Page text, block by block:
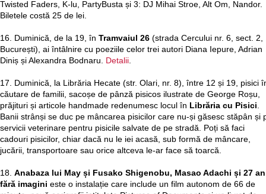
Twisted Faders, K-lu, PartyBusta și 3: DJ Mihai Stroe, Alt Om, Nandor.
Biletele costă 25 de lei.
16. Duminică, de la 19, în Tramvaiul 26 (strada Cercului nr. 6, sect. 2,
București), ai întâlnire cu poeziile celor trei autori Diana Iepure, Adrian
Diniș și Alexandra Bodnaru. Detalii.
17. Duminică, la Librăria Hecate (str. Olari, nr. 8), între 12 și 19, pisici
căutare de familii, sacoșe de pânză pisicos ilustrate de George Roșu,
prăjituri și articole handmade redenumesc locul în Librăria cu Pisici.
Banii strânși se duc pe mâncarea pisicilor care nu-și găsesc stăpân și
servicii veterinare pentru pisicile salvate de pe stradă. Poți să faci
cadouri pisicilor, chiar dacă nu le iei acasă, sub formă de mâncare,
jucării, transportoare sau orice altceva le-ar face să toarcă.
18. Anabaza lui May și Fusako Shigenobu, Masao Adachi și 27
fără imagini este o instalație care include un film autonom de 66 de